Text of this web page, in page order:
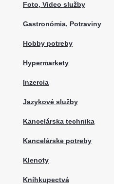
Foto, Video služby
Gastronómia, Potraviny
Hobby potreby
Hypermarkety
Inzercia
Jazykové služby
Kancelárska technika
Kancelárske potreby
Klenoty
Kníhkupectvá